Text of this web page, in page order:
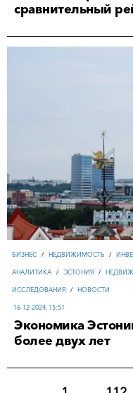
сравнительный
БИЗНЕС / НЕДВИЖИМОСТЬ /
АНАЛИТИКА / ЭСТОНИЯ /
ИССЛЕДОВАНИЯ / НОВОСТИ
16-12-2024, 15:51
Экономика
более двух лет